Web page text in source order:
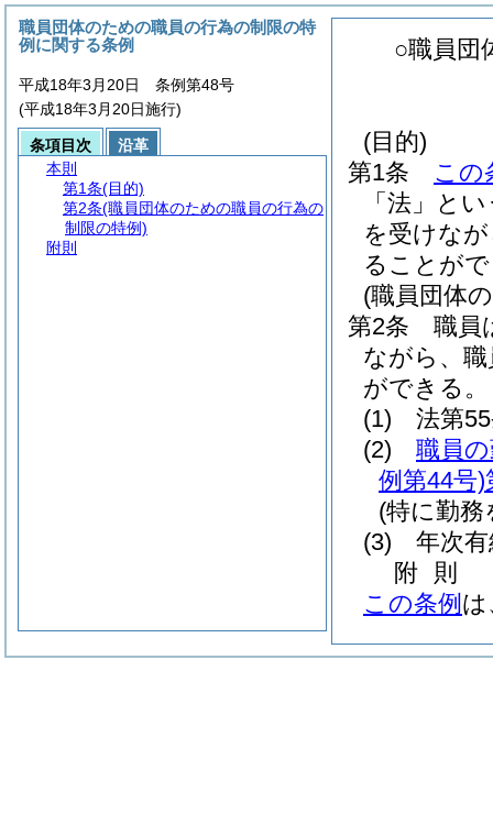
○職員団
(目的)
第1条
この
「法」と
を受けな
ることが
(職員団体
第2条
職員
ながら、
ができる。
(1)
法第
(2)
職員
例第44号)
(特に勤
(3)
年次
附 則
この条例 は
職員団体のための職員の行為の制限の特
例に関する条例
平成18年3月20日 条例第48号
(平成18年3月20日施行)
条項目次
沿革
本則
第1条(目的)
第2条(職員団体のための職員の行為の
制限の特例)
附則